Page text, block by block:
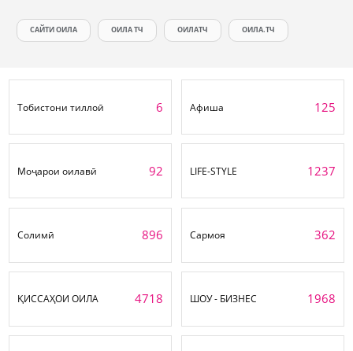
САЙТИ ОИЛА ОИЛА ТЧ ОИЛАТЧ ОИЛА.ТЧ
Тобистони тиллоӣ 6 Афиша 125
Моҷарои оилавӣ 92 LIFE-STYLE 1237
Солимӣ 896 Сармоя 362
ҚИССАҲОИ ОИЛА 4718 ШОУ - БИЗНЕС 1968